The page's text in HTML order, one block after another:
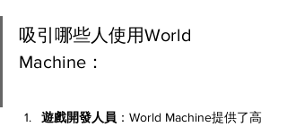
吸引哪些人使用World
Machine：
遊戲開發人員 ：World Machine提供了高